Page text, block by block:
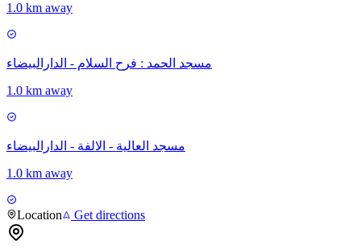
1.0 km away
مسجد الحمد : فرح السلام - الدارالبيضاء
1.0 km away
مسجد العالية - الالفة - الدارالبيضاء
1.0 km away
Location Get directions